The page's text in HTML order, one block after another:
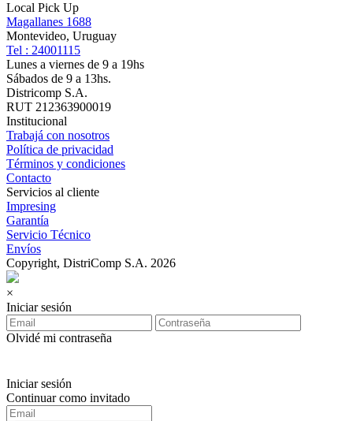
Local Pick Up
Magallanes 1688
Montevideo, Uruguay
Tel : 24001115
Lunes a viernes de 9 a 19hs
Sábados de 9 a 13hs.
Districomp S.A.
RUT 212363900019
Institucional
Trabajá con nosotros
Política de privacidad
Términos y condiciones
Contacto
Servicios al cliente
Impresing
Garantía
Servicio Técnico
Envíos
Copyright, DistriComp S.A. 2026
×
Iniciar sesión
Olvidé mi contraseña
Iniciar sesión
Continuar como invitado